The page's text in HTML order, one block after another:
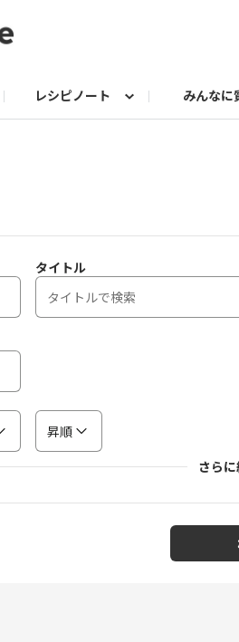
レシピノート みんなに
タイトル
昇順
さら